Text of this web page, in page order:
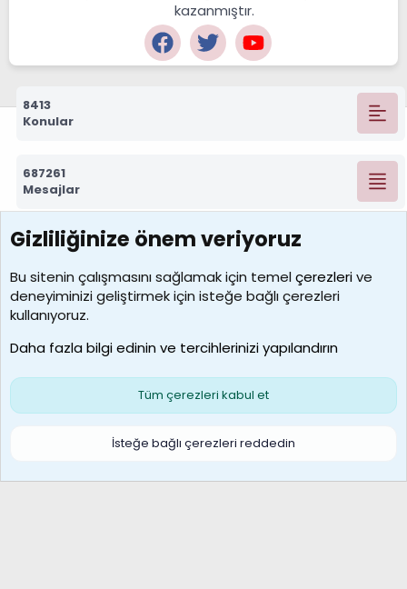
kazanmıştır.
8413
Konular
687261
Mesajlar
7388
Kullanıcılar
borabekirogluu
Son üye
Çerezler
S
Gizliliğinize önem veriyoruz
Bu sitenin çalışmasını sağlamak için temelçerezlerive
deneyiminizi geliştirmek için isteğe bağlı çerezleri
kullanıyoruz.
Daha fazla bilgi edinin ve tercihlerinizi yapılandırın
Tüm çerezleri kabul et
İsteğe bağlı çerezleri reddedin